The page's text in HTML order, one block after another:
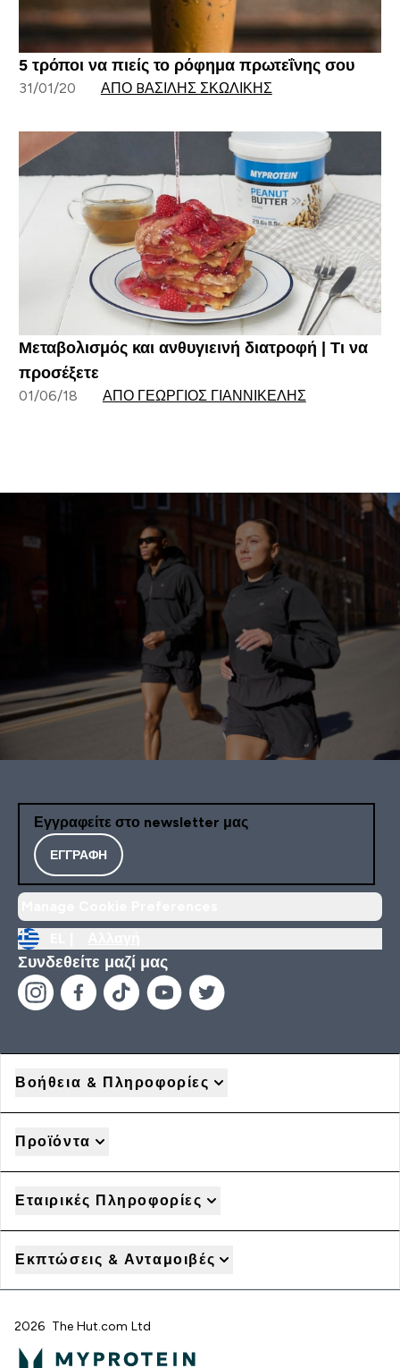
5 τρόποι να πιείς το ρόφημα πρωτεΐνης σου
31/01/20 ΑΠΌ BΑΣΊΛΗΣ ΣΚΩΛΊΚΗΣ
Μεταβολισμός και ανθυγιεινή διατροφή | Τι να
προσέξετε
01/06/18 ΑΠΌ ΓΕΏΡΓΙΟΣ ΓΙΑΝΝΙΚΈΛΗΣ
Εγγραφείτε στο newsletter μας
ΕΓΓΡΑΦΉ
Συνδεθείτε μαζί μας
Βοήθεια & Πληροφορίες
Προϊόντα
Εταιρικές Πληροφορίες
Εκπτώσεις & Ανταμοιβές
2026 The Hut.com Ltd